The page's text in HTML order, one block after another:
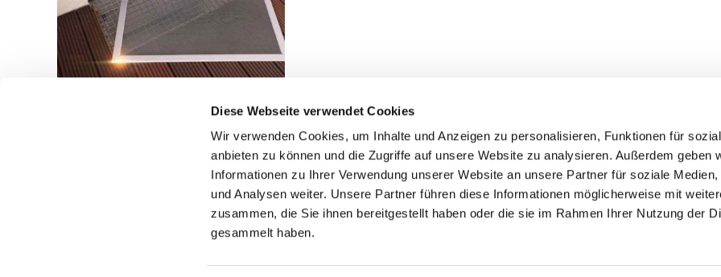
Diese Webseite verwendet Cookies
Wir verwenden Cookies, um Inhalte und Anzeigen zu personalisieren, Funktionen für
anbieten zu können und die Zugriffe auf unsere Website zu analysieren. Außerdem geben
Informationen zu Ihrer Verwendung unserer Website an unsere Partner für soziale Medien,
und Analysen weiter. Unsere Partner führen diese Informationen möglicherweise mit
zusammen, die Sie ihnen bereitgestellt haben oder die sie im Rahmen Ihrer Nutzung der
gesammelt haben.
Beitragsnavigation
Ausstattungsextras Climara Wintergarten-Markisen
Martin Oberhofer GmbH
Widdersdorf 28a 84079 Bruckberg